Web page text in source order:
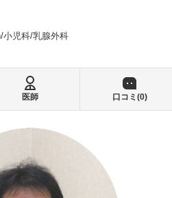
小児科 乳腺外科
医師 口コミ(0)